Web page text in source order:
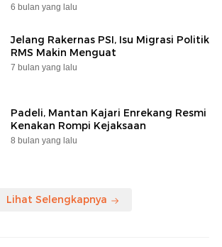
6 bulan yang lalu
Jelang Rakernas PSI, Isu Migrasi Politik
RMS Makin Menguat
7 bulan yang lalu
Padeli, Mantan Kajari Enrekang Resmi
Kenakan Rompi Kejaksaan
8 bulan yang lalu
Lihat Selengkapnya